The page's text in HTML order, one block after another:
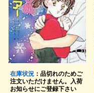
在庫状況：品切れのためご
注文いただけません。入荷
お知らせにご登録下さい